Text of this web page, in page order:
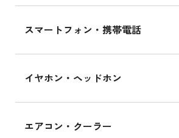
スマートフォン・携帯電話
イヤホン・ヘッドホン
エアコン・クーラー